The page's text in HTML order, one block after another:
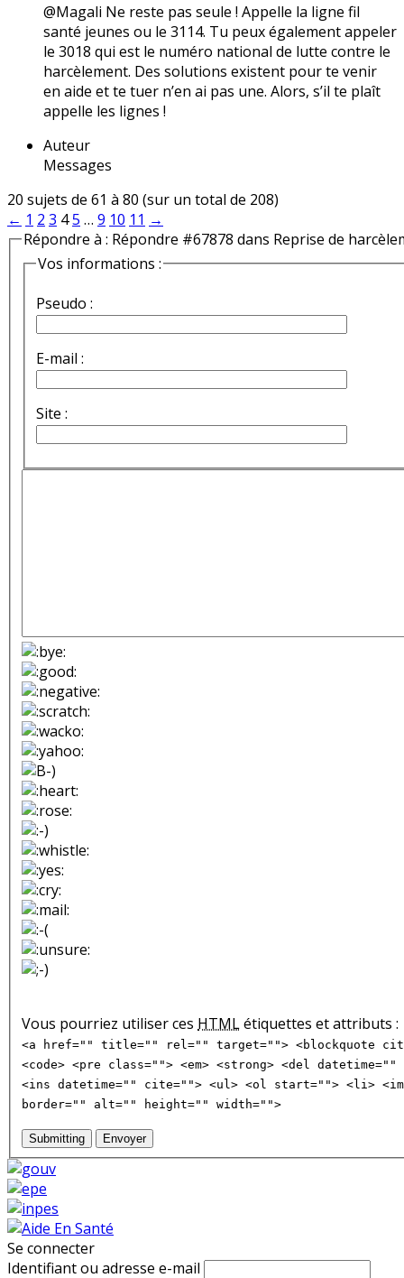
@Magali Ne reste pas seule ! Appelle la ligne fil
santé jeunes ou le 3114. Tu peux également appeler
le 3018 qui est le numéro national de lutte contre le
harcèlement. Des solutions existent pour te venir
en aide et te tuer n’en ai pas une. Alors, s’il te plaît
appelle les lignes !
Auteur
Messages
20 sujets de 61 à 80 (sur un total de 208)
← 1 2 3 45 … 9 10 11 →
Répondre à : Répondre #67878 dans Reprise de
Vos informations :
Pseudo :
E-mail :
Site :
Vous pourriez utiliser ces HTMLétiquettes et attributs :
<a href="" title="" rel="" target=""> <blockquote
<code> <pre class=""> <em> <strong> <del
<ins datetime="" cite=""> <ul> <ol start=""> <li>
border="" alt="" height="" width="">
Submitting Envoyer
Se connecter
Identifiant ou adresse e-mail